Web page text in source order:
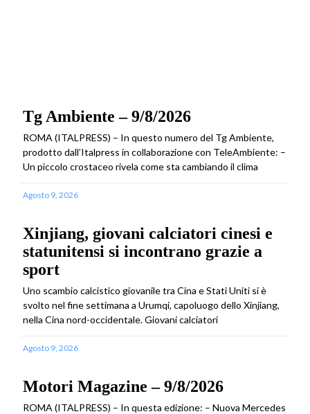
Tg Ambiente – 9/8/2026
ROMA (ITALPRESS) – In questo numero del Tg Ambiente,
prodotto dall’Italpress in collaborazione con TeleAmbiente: –
Un piccolo crostaceo rivela come sta cambiando il clima
Agosto 9, 2026
Xinjiang, giovani calciatori cinesi e
statunitensi si incontrano grazie a
sport
Uno scambio calcistico giovanile tra Cina e Stati Uniti si è
svolto nel fine settimana a Urumqi, capoluogo dello Xinjiang,
nella Cina nord-occidentale. Giovani calciatori
Agosto 9, 2026
Motori Magazine – 9/8/2026
ROMA (ITALPRESS) – In questa edizione: – Nuova Mercedes